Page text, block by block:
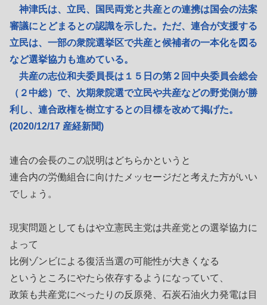
神津氏は、立民、国民両党と共産との連携は国会の法案
審議にとどまるとの認識を示した。ただ、連合が支援する
立民は、一部の衆院選挙区で共産と候補者の一本化を図る
など選挙協力も進めている。
共産の志位和夫委員長は１５日の第２回中央委員会総会
（２中総）で、次期衆院選で立民や共産などの野党側が勝
利し、連合政権を樹立するとの目標を改めて掲げた。
(2020/12/17 産経新聞)
連合の会長のこの説明はどちらかというと
連合内の労働組合に向けたメッセージだと考えた方がいい
でしょう。
現実問題としてもはや立憲民主党は共産党との選挙協力に
よって
比例ゾンビによる復活当選の可能性が大きくなる
というところにやたら依存するようになっていて、
政策も共産党にべったりの反原発、石炭石油火力発電は目